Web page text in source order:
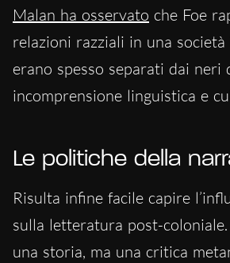
Malan ha osservato che Foe
relazioni razziali in una
erano spesso separati dai neri
incomprensione linguistica e
Le politiche della
Risulta infine facile capire
sulla letteratura post-coloniale.
una storia, ma una critica